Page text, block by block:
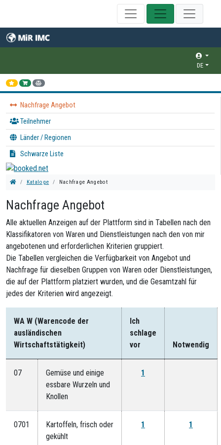
DE
Nachfrage Angebot
Teilnehmer
Länder / Regionen
Schwarze Liste
Kataloge Nachfrage Angebot
Nachfrage Angebot
Alle aktuellen Anzeigen auf der Plattform sind in Tabellen nach den
Klassifikatoren von Waren und Dienstleistungen nach den von mir
angebotenen und erforderlichen Kriterien gruppiert.
Die Tabellen vergleichen die Verfügbarkeit von Angebot und
Nachfrage für dieselben Gruppen von Waren oder Dienstleistungen,
die auf der Plattform platziert wurden, ​​​​​​und die Gesamtzahl für
jedes der Kriterien wird angezeigt.
WA W (Warencode der
ausländischen
Wirtschaftstätigkeit)
Ich
schlage
vor
Notwendig
07
Gemüse und einige
essbare Wurzeln und
Knollen
1
0701
Kartoffeln, frisch oder
gekühlt
1 1